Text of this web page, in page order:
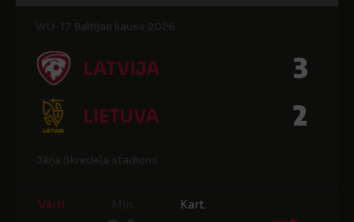
WU-17 Baltijas kauss 2026
LATVIJA 3
LIETUVA 2
Jāņa Skredeļa stadions
Vārti Kart.